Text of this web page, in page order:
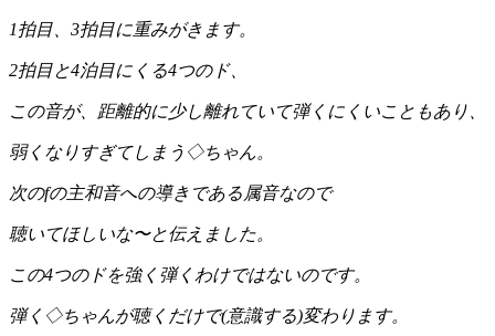
1拍目、3拍目に重みがきます。
2拍目と4泊目にくる4つのド、
この音が、距離的に少し離れていて弾くにくいこともあり、
弱くなりすぎてしまう◇ちゃん。
次のfの主和音への導きである属音なので
聴いてほしいな〜と伝えました。
この4つのドを強く弾くわけではないのです。
弾く◇ちゃんが聴くだけで(意識する)変わります。